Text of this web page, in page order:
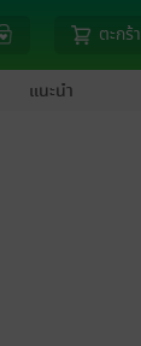
ตะกร้า
แนะนำ